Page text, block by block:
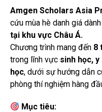
Amgen Scholars Asia
cứu mùa hè danh giá
tại khu vực Châu Á.
Chương trình mang đến 8
trong lĩnh vực sinh học,
học, dưới sự hướng dẫn
phòng thí nghiệm hàng
Mục tiêu: